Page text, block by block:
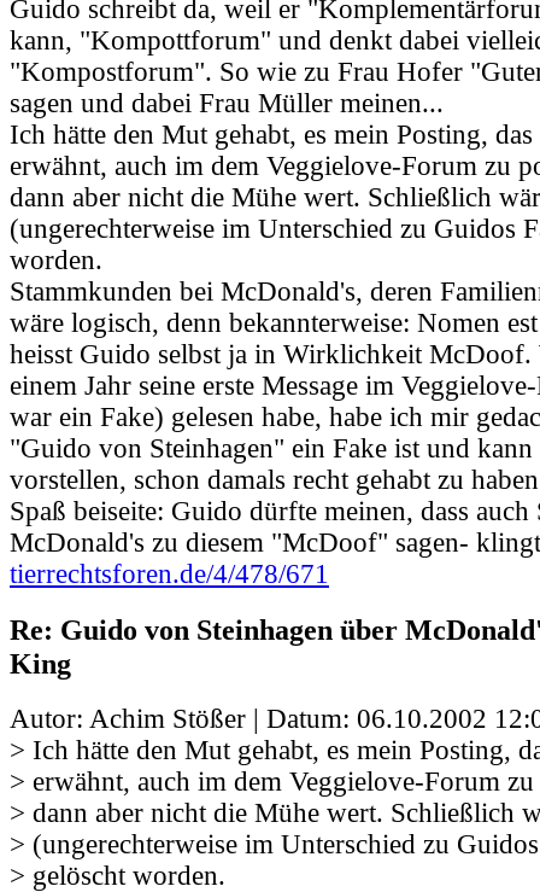
Guido schreibt da, weil er
kann, "Kompottforum" und denkt dabei
"Kompostforum". So wie zu Frau Hofer
sagen und dabei Frau Müller meinen...
Ich hätte den Mut gehabt, es mein Posting,
erwähnt, auch im dem Veggielove-Forum zu
dann aber nicht die Mühe wert. Schließlich
(ungerechterweise im Unterschied zu Guidos
worden.
Stammkunden bei McDonald's, deren
wäre logisch, denn bekannterweise: Nomen
heisst Guido selbst ja in Wirklichkeit
einem Jahr seine erste Message im
war ein Fake) gelesen habe, habe ich mir
"Guido von Steinhagen" ein Fake ist und
vorstellen, schon damals recht gehabt zu
Spaß beiseite: Guido dürfte meinen, dass
McDonald's zu diesem "McDoof" sagen-
tierrechtsforen.de/4/478/671
Re: Guido von Steinhagen über
King
Autor: Achim Stößer | Datum: 06.10.2002
> Ich hätte den Mut gehabt, es mein Posting,
> erwähnt, auch im dem Veggielove-Forum
> dann aber nicht die Mühe wert. Schließlich
> (ungerechterweise im Unterschied zu
> gelöscht worden.